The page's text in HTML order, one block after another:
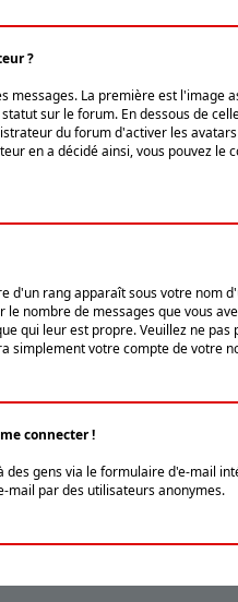
?
La première est
sur le forum. En dessous de
du forum d'activer les
en a décidé ainsi, vous pouvez
rang apparaît sous votre nom
nombre de messages que vous
qui leur est propre. Veuillez ne
votre compte de votre
connecter !
gens via le formulaire d'e-mail
mail par des utilisateurs anonymes.